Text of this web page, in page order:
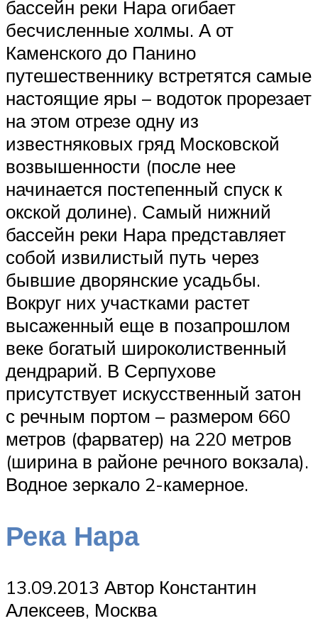
бассейн реки Нара огибает
бесчисленные холмы. А от
Каменского до Панино
путешественнику встретятся самые
настоящие яры – водоток прорезает
на этом отрезе одну из
известняковых гряд Московской
возвышенности (после нее
начинается постепенный спуск к
окской долине). Самый нижний
бассейн реки Нара представляет
собой извилистый путь через
бывшие дворянские усадьбы.
Вокруг них участками растет
высаженный еще в позапрошлом
веке богатый широколиственный
дендрарий. В Серпухове
присутствует искусственный затон
с речным портом – размером 660
метров (фарватер) на 220 метров
(ширина в районе речного вокзала).
Водное зеркало 2-камерное.
Река Нара
13.09.2013 Автор Константин
Алексеев, Москва